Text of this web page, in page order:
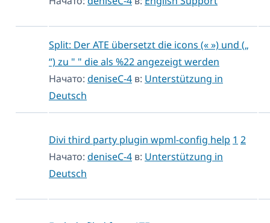
Split: Der ATE übersetzt die icons (« ») und („
“) zu " " die als %22 angezeigt werden
Начато: deniseC-4 в: Unterstützung in
Deutsch
Divi third party plugin wpml-config help 1 2
Начато: deniseC-4 в: Unterstützung in
Deutsch